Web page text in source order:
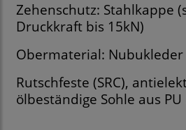
Zehenschutz: Stahlkappe
Druckkraft bis 15kN)
Obermaterial: Nubukleder
Rutschfeste (SRC),
ölbeständige Sohle aus